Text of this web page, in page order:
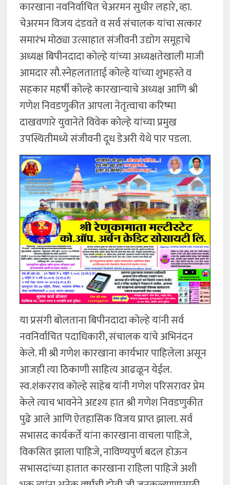
कारखाना नवनिर्वाचित चेअरमन सुधीर लहारे, व्हा.
चेअरमन विजय दंडवते व सर्व संचालक यांचा सत्कार
समारंभ मोठ्या उत्साहात संजीवनी उद्योग समूहाचे
अध्यक्ष बिपीनदादा कोल्हे यांच्या अध्यक्षतेखाली माजी
आमदार सौ.स्नेहलताताई कोल्हे यांच्या शुभहस्ते व
सहकार महर्षी कोल्हे कारखान्याचे अध्यक्ष आणि श्री
गणेश निवडणुकीत आपला नेतृत्वाचा करिष्मा
दाखवणारे युवानेते विवेक कोल्हे यांच्या प्रमुख
उपस्थितीमध्ये संजीवनी दूध डेअरी येथे पार पडला.
या प्रसंगी बोलताना बिपीनदादा कोल्हे यांनी सर्व
नवनिर्वाचित पदाधिकारी, संचालक यांचे अभिनंदन
केले. मी श्री गणेश कारखाना कार्यभार पाहिलेला असून
आजही त्या ठिकाणी साहित्य आढळून येईल.
स्व.शंकरराव कोल्हे साहेब यांनी गणेश परिसरावर प्रेम
केले त्याच भावनेने अदृश्य हात श्री गणेश निवडणुकीत
पुढे आले आणि ऐतहासिक विजय प्राप्त झाला. सर्व
सभासद कार्यकर्ते यांना कारखाना वाचला पाहिजे,
विकसित झाला पाहिजे, नाविण्यपुर्ण बदल होऊन
सभासदांच्या हातात कारखाना राहिला पाहिजे अशी